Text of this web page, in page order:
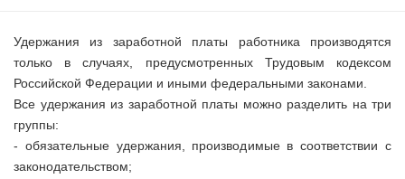
Удержания из заработной платы работника производятся
только в случаях, предусмотренных Трудовым кодексом
Российской Федерации и иными федеральными законами.
Все удержания из заработной платы можно разделить на три
группы:
- обязательные удержания, производимые в соответствии с
законодательством;